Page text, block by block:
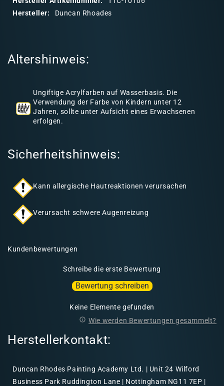
n
Hersteller:
Duncan Rhoades
Altershinweis:
Ungiftige Acrylfarben auf Wasserbasis. Die
Verwendung der Farbe von Kindern unter 12
Jahren, sollte unter Aufsicht eines Erwachsenen
erfolgen.
Sicherheitshinweis:
Kann allergische Hautreaktionen verursachen
Verursacht schwere Augenreizung
Kundenbewertungen
Schreibe die erste Bewertung
Bewertung schreiben
Keine Elemente gefunden
Wie werden Bewertungen gesammelt?
Herstellerkontakt:
Duncan Rhodes Painting Academy Ltd. | Unit 24 Wilford
Business Park Ruddington Lane | Nottingham NG11 7EP |